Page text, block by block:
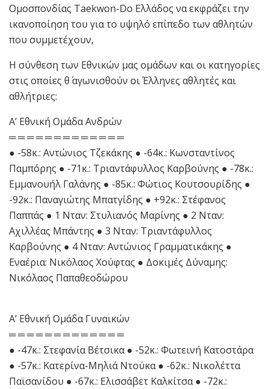
Ομοσπονδίας Τaekwon-Do Ελλάδος να εκφράζει την
ικανοποίηση του για το υψηλό επίπεδο των αθλητών
που συμμετέχουν,
Η σύνθεση των Εθνικών μας ομάδων και οι κατηγορίες
στις οποίες θ΄ αγωνισθούν οι Έλληνες αθλητές και
αθλήτριες:
Α’ Εθνική Ομάδα Ανδρών
═ ═ ═ ═ ═ ═ ═ ═ ═ ═ ═ ═ ═
● -58κ.: Αντώνιος Τζεκάκης ● -64κ.: Κωνσταντίνος
Παμπόρης ● -71κ.: Τριαντάφυλλος Καρβούνης ● -78κ.:
Εμμανουήλ Γαλάνης ● -85κ.: Φώτιος Κουτσουρίδης ●
-92κ.: Παναγιώτης Μπατγίδης ● +92κ.: Στέφανος
Παππάς ● 1 Νταν: Στυλιανός Μαρίνης ● 2 Νταν:
Αχιλλέας Μπάντης ● 3 Νταν: Τριαντάφυλλος
Καρβούνης ● 4 Νταν: Αντώνιος Γραμματικάκης ●
Εναέρια: Νικόλαος Χούφτας ● Δοκιμές Δύναμης:
Νικόλαος Παπαθεοδώρου
Α’ Εθνική Ομάδα Γυναικών
═ ═ ═ ═ ═ ═ ═ ═ ═ ═ ═ ═ ═
● -47κ.: Στεφανία Βέτσικα ● -52κ.: Φωτεινή Κατοστάρα
● -57κ.: Κατερίνα-Μηλιά Ντούκα ● -62κ.: Νικολέττα
Παϊσανίδου ● -67κ.: Ελισσάβετ Καλκίτσα ● -72κ.: